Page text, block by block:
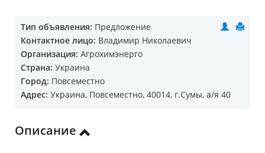
Тип объявления: Предложение
Контактное лицо: Владимир Николаевич
Организация: Агрохимэнерго
Страна: Украина
Город: Повсеместно
Адрес: Украина, Повсеместно, 40014, г.Сумы, а/я 40
Описание